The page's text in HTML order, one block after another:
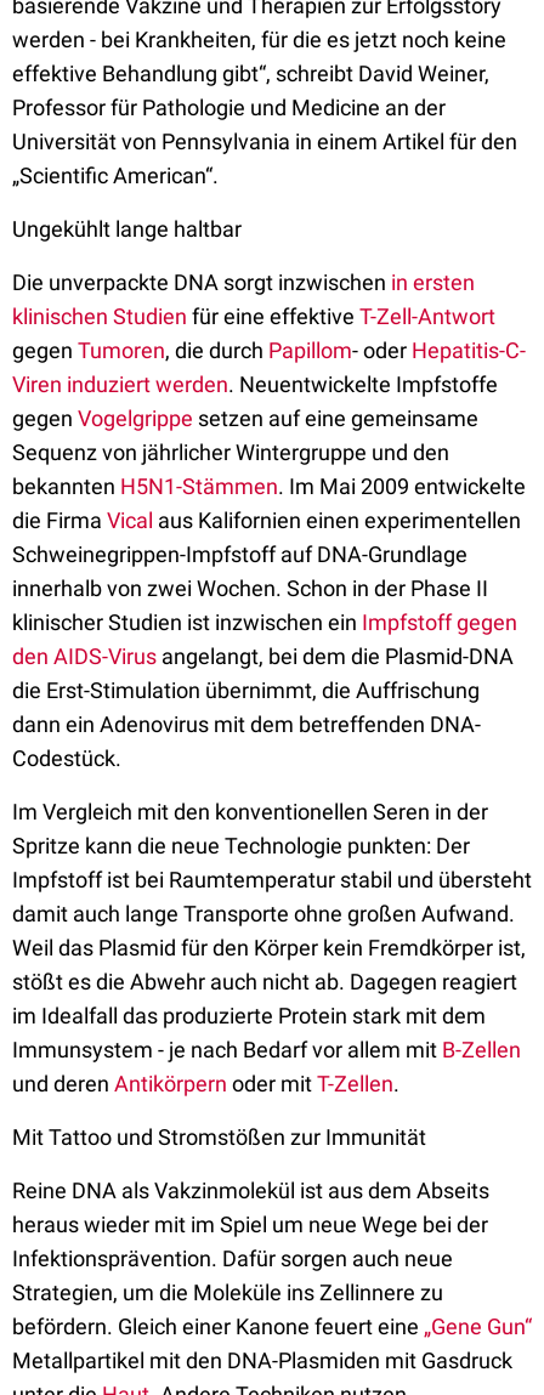
basierende Vakzine und Therapien zur Erfolgsstory
werden - bei Krankheiten, für die es jetzt noch keine
effektive Behandlung gibt“, schreibt David Weiner,
Professor für Pathologie und Medicine an der
Universität von Pennsylvania in einem Artikel für den
„Scientific American“.
Ungekühlt lange haltbar
Die unverpackte DNA sorgt inzwischen in ersten
klinischen Studien für eine effektive T-Zell-Antwort
gegen Tumoren, die durch Papillom- oder Hepatitis-C-
Viren induziert werden. Neuentwickelte Impfstoffe
gegen Vogelgrippe setzen auf eine gemeinsame
Sequenz von jährlicher Wintergruppe und den
bekannten H5N1-Stämmen. Im Mai 2009 entwickelte
die Firma Vical aus Kalifornien einen experimentellen
Schweinegrippen-Impfstoff auf DNA-Grundlage
innerhalb von zwei Wochen. Schon in der Phase II
klinischer Studien ist inzwischen ein Impfstoff gegen
den AIDS-Virus angelangt, bei dem die Plasmid-DNA
die Erst-Stimulation übernimmt, die Auffrischung
dann ein Adenovirus mit dem betreffenden DNA-
Codestück.
Im Vergleich mit den konventionellen Seren in der
Spritze kann die neue Technologie punkten: Der
Impfstoff ist bei Raumtemperatur stabil und übersteht
damit auch lange Transporte ohne großen Aufwand.
Weil das Plasmid für den Körper kein Fremdkörper ist,
stößt es die Abwehr auch nicht ab. Dagegen reagiert
im Idealfall das produzierte Protein stark mit dem
Immunsystem - je nach Bedarf vor allem mit B-Zellen
und deren Antikörpern oder mitT-Zellen.
Mit Tattoo und Stromstößen zur Immunität
Reine DNA als Vakzinmolekül ist aus dem Abseits
heraus wieder mit im Spiel um neue Wege bei der
Infektionsprävention. Dafür sorgen auch neue
Strategien, um die Moleküle ins Zellinnere zu
befördern. Gleich einer Kanone feuert eine „Gene Gun“
Metallpartikel mit den DNA-Plasmiden mit Gasdruck